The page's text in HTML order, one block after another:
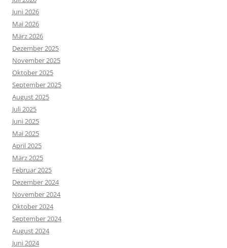
Juni 2026
Mai 2026
März 2026
Dezember 2025
November 2025
Oktober 2025
September 2025
August 2025
Juli 2025
Juni 2025
Mai 2025
April 2025
März 2025
Februar 2025
Dezember 2024
November 2024
Oktober 2024
September 2024
August 2024
Juni 2024